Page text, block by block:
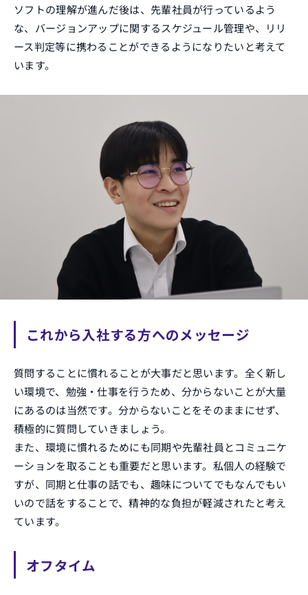
ソフトの理解が進んだ後は、先輩社員が行っているよう
な、バージョンアップに関するスケジュール管理や、リリ
ース判定等に携わることができるようになりたいと考えて
います。
これから入社する方へのメッセージ
質問することに慣れることが大事だと思います。全く新し
い環境で、勉強・仕事を行うため、分からないことが大量
にあるのは当然です。分からないことをそのままにせず、
積極的に質問していきましょう。
また、環境に慣れるためにも同期や先輩社員とコミュニケ
ーションを取ることも重要だと思います。私個人の経験で
すが、同期と仕事の話でも、趣味についてでもなんでもい
いので話をすることで、精神的な負担が軽減されたと考え
ています。
オフタイム